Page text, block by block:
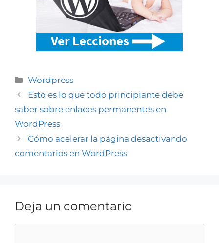
Wordpress
Esto es lo que todo principiante debe
saber sobre enlaces permanentes en
WordPress
Cómo acelerar la página desactivando
comentarios en WordPress
Deja un comentario